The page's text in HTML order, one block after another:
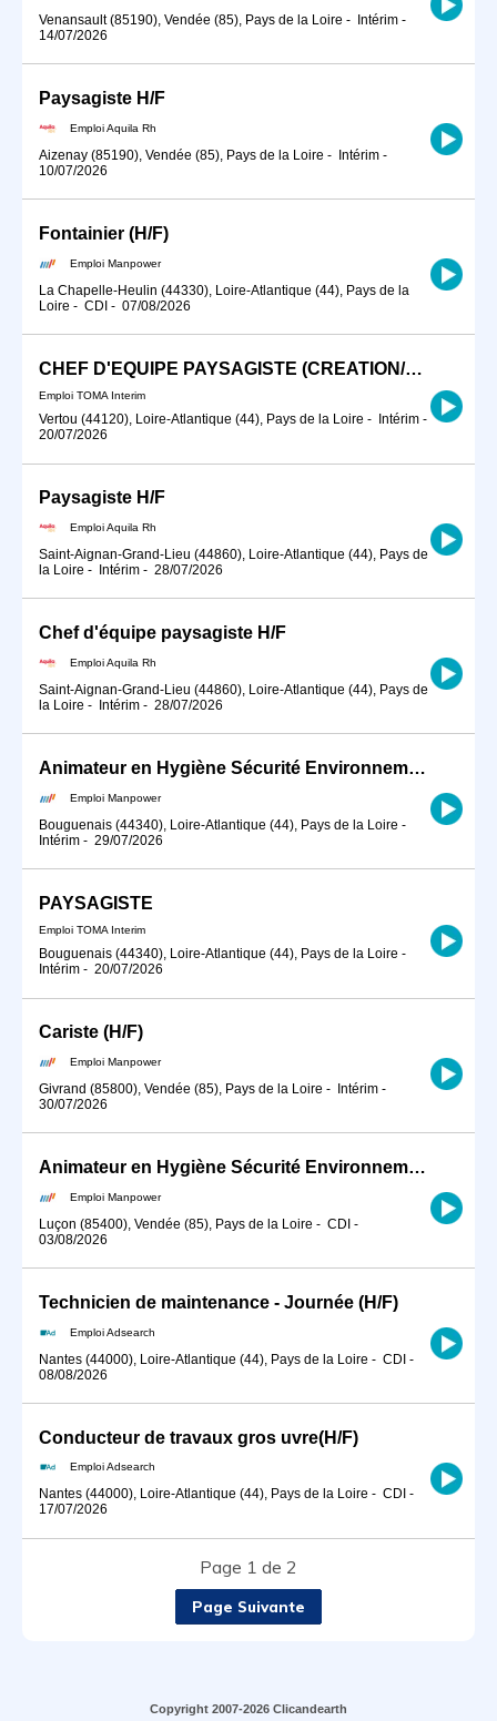
Venansault (85190), Vendée (85), Pays de la Loire - Intérim -
14/07/2026
Paysagiste H/F
Emploi Aquila Rh
Aizenay (85190), Vendée (85), Pays de la Loire - Intérim -
10/07/2026
Fontainier (H/F)
Emploi Manpower
La Chapelle-Heulin (44330), Loire-Atlantique (44), Pays de la
Loire - CDI - 07/08/2026
CHEF D'EQUIPE PAYSAGISTE (CREATION/ENTRETIEN)
Emploi TOMA Interim
Vertou (44120), Loire-Atlantique (44), Pays de la Loire - Intérim -
20/07/2026
Paysagiste H/F
Emploi Aquila Rh
Saint-Aignan-Grand-Lieu (44860), Loire-Atlantique (44), Pays de
la Loire - Intérim - 28/07/2026
Chef d'équipe paysagiste H/F
Emploi Aquila Rh
Saint-Aignan-Grand-Lieu (44860), Loire-Atlantique (44), Pays de
la Loire - Intérim - 28/07/2026
Animateur en Hygiène Sécurité Environnement (H/F)
Emploi Manpower
Bouguenais (44340), Loire-Atlantique (44), Pays de la Loire -
Intérim - 29/07/2026
PAYSAGISTE
Emploi TOMA Interim
Bouguenais (44340), Loire-Atlantique (44), Pays de la Loire -
Intérim - 20/07/2026
Cariste (H/F)
Emploi Manpower
Givrand (85800), Vendée (85), Pays de la Loire - Intérim -
30/07/2026
Animateur en Hygiène Sécurité Environnement / QHSE en CDI (H/F)
Emploi Manpower
Luçon (85400), Vendée (85), Pays de la Loire - CDI -
03/08/2026
Technicien de maintenance - Journée (H/F)
Emploi Adsearch
Nantes (44000), Loire-Atlantique (44), Pays de la Loire - CDI -
08/08/2026
Conducteur de travaux gros uvre(H/F)
Emploi Adsearch
Nantes (44000), Loire-Atlantique (44), Pays de la Loire - CDI -
17/07/2026
Page 1 de 2
Page Suivante
Copyright 2007-2026 Clicandearth